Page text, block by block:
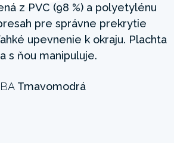
z PVC (98 %) a polyetylénu
pre správne prekrytie
upevnenie k okraju. Plachta
s ňou manipuluje.
Tmavomodrá